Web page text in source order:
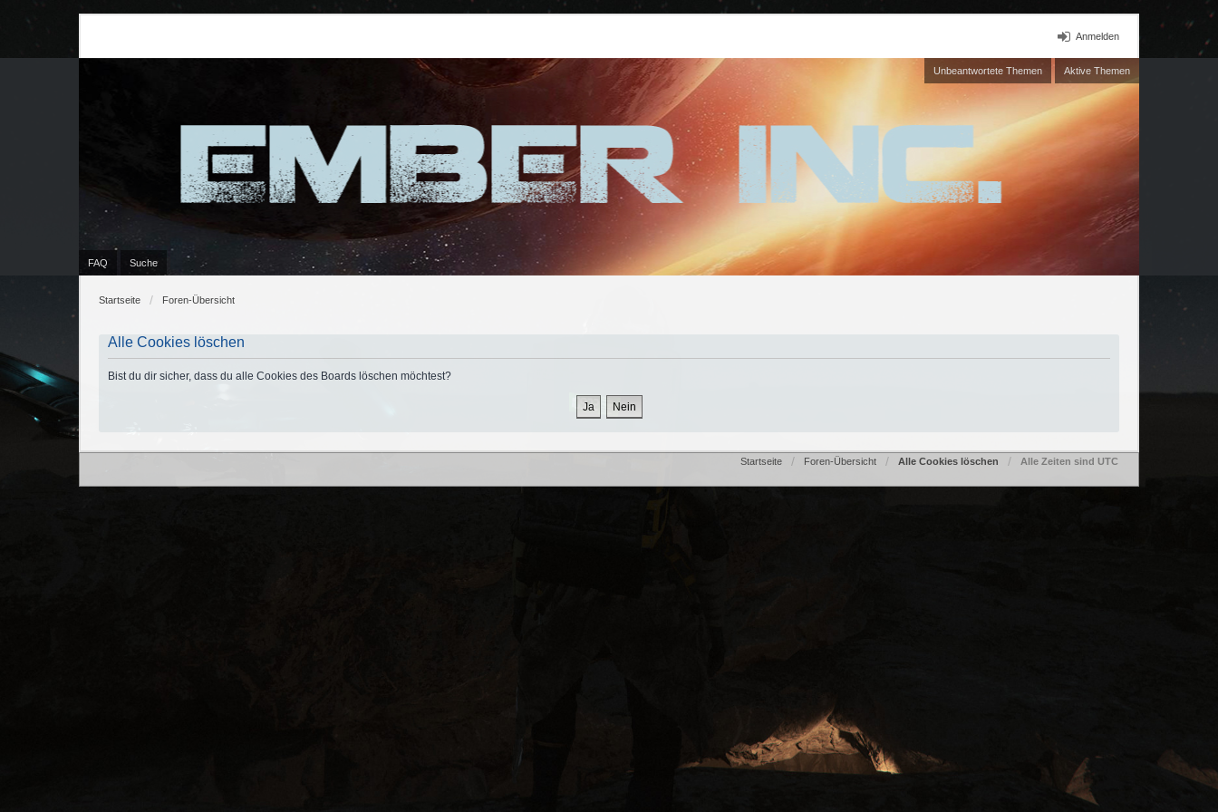
Anmelden
Unbeantwortete Themen Aktive Themen
FAQ Suche
Startseite Foren-Übersicht
Alle Cookies löschen
Bist du dir sicher, dass du alle Cookies des Boards löschen möchtest?
Startseite Foren-Übersicht Alle Cookies löschen Alle Zeiten sind UTC